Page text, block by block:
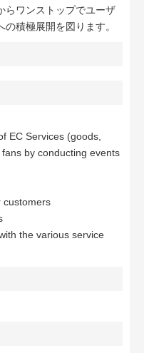
らワンストップでユーザ
積極展開を図ります。
EC Services (goods,
by conducting events
customers
the various service